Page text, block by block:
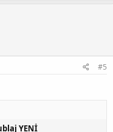
#5
YENİ